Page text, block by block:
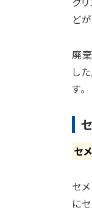
ど
廃
し
す。
セ
セ
に